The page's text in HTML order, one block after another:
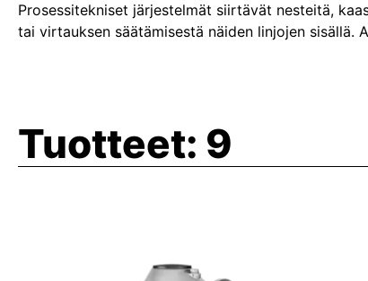
Prosessitekniset järjestelmät siirtävät nesteitä,
tai virtauksen säätämisestä näiden linjojen
Tuotteet: 9